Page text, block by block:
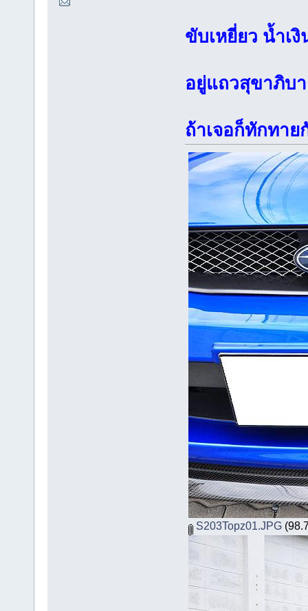
ขับเหยี่ยว น้ำเงิ
อยู่แถวสุขาภิบ
ถ้าเจอก็ทักทา
S203Topz01.JPG